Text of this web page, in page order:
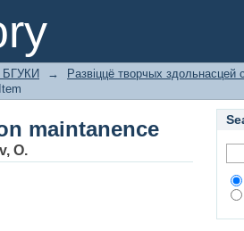
maintanence
БГУКИ →
Развіццё творчых
maintanence
O.